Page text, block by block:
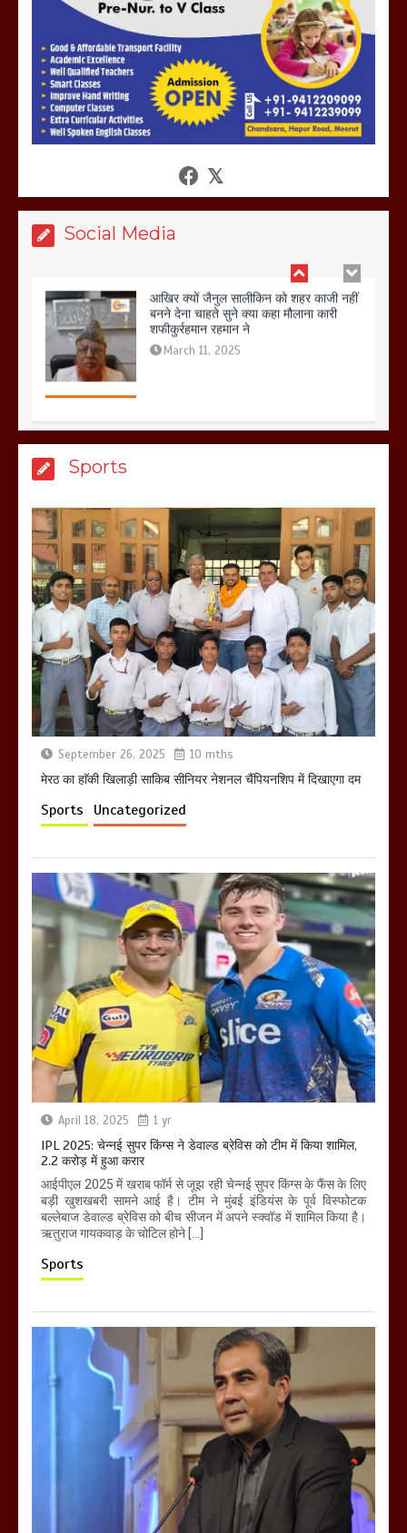
Social Media
हो रहा वायरल
March 6, 2025
होलिका रखने पर लात मार कर होलिका को किया
गलोच ,कहा अगर रखी गई होली तो होगा खून
आखिर क्यों जैनुल सालीकिन को शहर काजी नहीं
बनने देना चाहते सुने क्या कहा मौलाना कारी
शफीकुर्रहमान रहमान ने
March 11, 2025
मेरठ सुराजकुंड शमशान घाट में चिता से अस्थि
उठाकर खाते कुत्ते का वीडियो इंटरनेट पर जमकर
हो रहा वायरल
March 6, 2025
होलिका रखने पर लात मार कर होलिका को किया
तहस नहस,मोहल्ले वालों के साथ की गई गाली
खराबा,
Sports
September 26, 2025 10 mths
मेरठ का हाॅकी खिलाड़ी साकिब सीनियर नेशनल चैंपियनशिप में दिखाएगा दम
Sports Uncategorized
April 18, 2025 1 yr
IPL 2025: चेन्नई सुपर किंग्स ने डेवाल्ड ब्रेविस को टीम में किया शामिल,
2.2 करोड़ में हुआ करार
आईपीएल 2025 में खराब फॉर्म से जूझ रही चेन्नई सुपर किंग्स के फैंस के लिए
बड़ी खुशखबरी सामने आई है। टीम ने मुंबई इंडियंस के पूर्व विस्फोटक
बल्लेबाज डेवाल्ड ब्रेविस को बीच सीजन में अपने स्क्वॉड में शामिल किया है।
ऋतुराज गायकवाड़ के चोटिल होने […]
Sports